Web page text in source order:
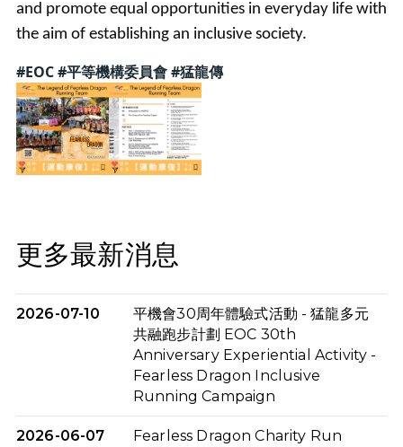
and promote equal opportunities in everyday life with
the aim of establishing an inclusive society.
#EOC #平等機構委員會 #猛龍傳
更多最新消息
2026-07-10
平機會30周年體驗式活動 - 猛龍多元
共融跑步計劃 EOC 30th
Anniversary Experiential Activity -
Fearless Dragon Inclusive
Running Campaign
2026-06-07
Fearless Dragon Charity Run